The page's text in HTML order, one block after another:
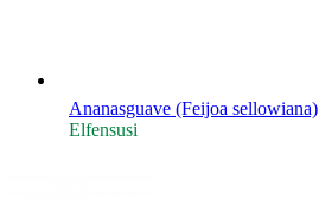
Ananasguave (Feijoa sellowiana)
Elfensusi